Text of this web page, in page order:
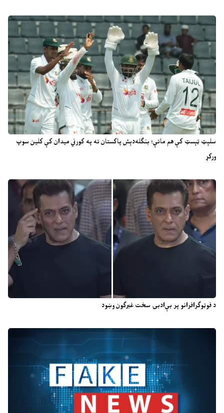
سلېټ ټېسټ کې هم ماتې؛ بنګله‌دېش پاکستان ته په کورني میدان کې کلین سوپ
ورکړ
د فوټوګرافرانو پر بې‌ادبۍ سخت غبرګون وښود